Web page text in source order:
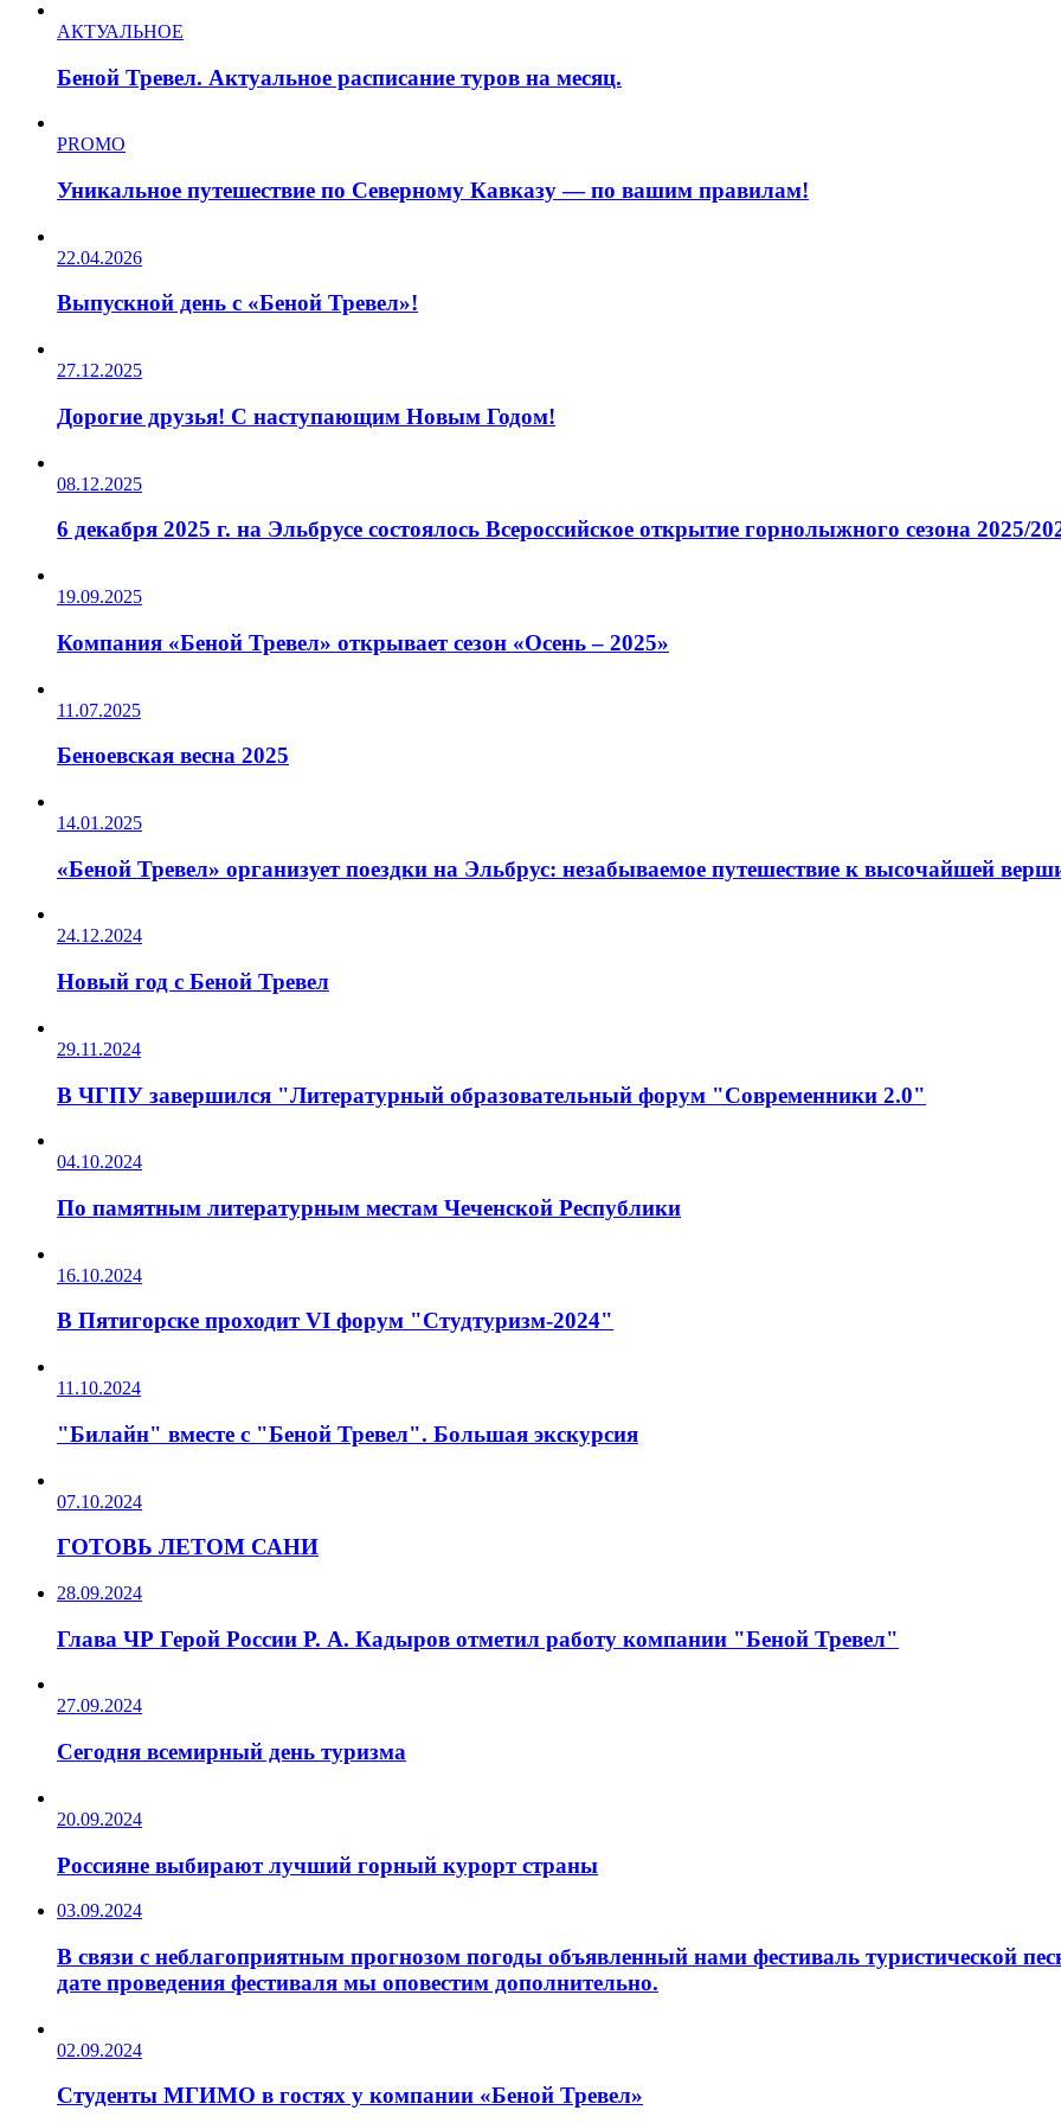
АКТУАЛЬНОЕ
Беной Тревел. Актуальное расписание туров на месяц.
PROMO
Уникальное путешествие по Северному Кавказу — по вашим правилам!
22.04.2026
Выпускной день с «Беной Тревел»!
27.12.2025
Дорогие друзья! С наступающим Новым Годом!
08.12.2025
6 декабря 2025 г. на Эльбрусе состоялось Всероссийское открытие горнолыжного сезона 2025/
19.09.2025
Компания «Беной Тревел» открывает сезон «Осень – 2025»
11.07.2025
Беноевская весна 2025
14.01.2025
«Беной Тревел» организует поездки на Эльбрус: незабываемое путешествие к высочайшей
24.12.2024
Новый год с Беной Тревел
29.11.2024
В ЧГПУ завершился "Литературный образовательный форум "Современники 2.0"
04.10.2024
По памятным литературным местам Чеченской Республики
16.10.2024
В Пятигорске проходит VI форум "Студтуризм-2024"
11.10.2024
"Билайн" вместе с "Беной Тревел". Большая экскурсия
07.10.2024
ГОТОВЬ ЛЕТОМ САНИ
28.09.2024
Глава ЧР Герой России Р. А. Кадыров отметил работу компании "Беной Тревел"
27.09.2024
Сегодня всемирный день туризма
20.09.2024
Россияне выбирают лучший горный курорт страны
03.09.2024
В связи с неблагоприятным прогнозом погоды объявленный нами фестиваль туристической
дате проведения фестиваля мы оповестим дополнительно.
02.09.2024
Студенты МГИМО в гостях у компании «Беной Тревел»